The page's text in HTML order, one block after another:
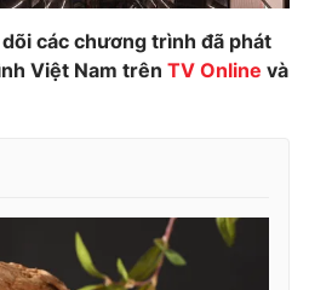
các chương trình đã phát
Việt Nam trên TV Online và